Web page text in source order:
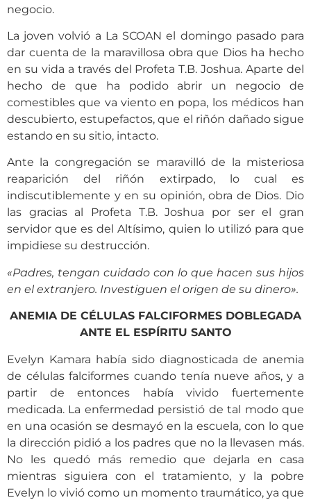
negocio.
La joven volvió a La SCOAN el domingo pasado para
dar cuenta de la maravillosa obra que Dios ha hecho
en su vida a través del Profeta T.B. Joshua. Aparte del
hecho de que ha podido abrir un negocio de
comestibles que va viento en popa, los médicos han
descubierto, estupefactos, que el riñón dañado sigue
estando en su sitio, intacto.
Ante la congregación se maravilló de la misteriosa
reaparición del riñón extirpado, lo cual es
indiscutiblemente y en su opinión, obra de Dios. Dio
las gracias al Profeta T.B. Joshua por ser el gran
servidor que es del Altísimo, quien lo utilizó para que
impidiese su destrucción.
«Padres, tengan cuidado con lo que hacen sus hijos
en el extranjero. Investiguen el origen de su dinero».
ANEMIA DE CÉLULAS FALCIFORMES DOBLEGADA
ANTE EL ESPÍRITU SANTO
Evelyn Kamara había sido diagnosticada de anemia
de células falciformes cuando tenía nueve años, y a
partir de entonces había vivido fuertemente
medicada. La enfermedad persistió de tal modo que
en una ocasión se desmayó en la escuela, con lo que
la dirección pidió a los padres que no la llevasen más.
No les quedó más remedio que dejarla en casa
mientras siguiera con el tratamiento, y la pobre
Evelyn lo vivió como un momento traumático, ya que